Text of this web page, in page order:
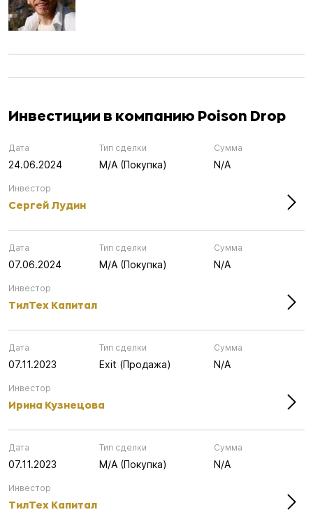
Инвестиции в компанию Poison Drop
Дата
24.06.2024
Тип сделки
M/A (Покупка)
Сумма
N/A
Инвестор
Сергей Лудин
Дата
07.06.2024
Тип сделки
M/A (Покупка)
Сумма
N/A
Инвестор
ТилТех Капитал
Дата
07.11.2023
Тип сделки
Exit (Продажа)
Сумма
N/A
Инвестор
Ирина Кузнецова
Дата
07.11.2023
Тип сделки
M/A (Покупка)
Сумма
N/A
Инвестор
ТилТех Капитал